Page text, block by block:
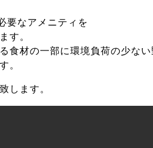
要なアメニティを
す。
食材の一部に環境負荷の少ない
。
します。